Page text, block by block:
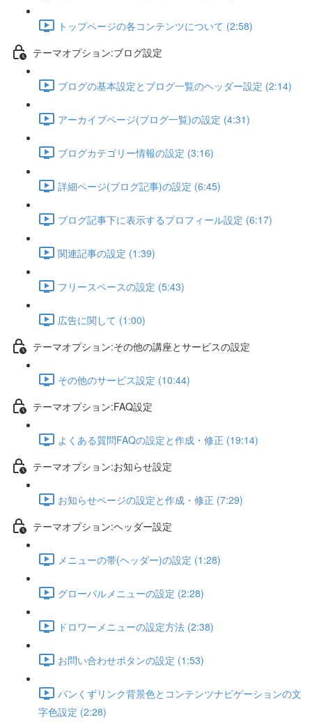
トップページの各コンテンツについて (2:58)
テーマオプション:ブログ設定
ブログの基本設定とブログ一覧のヘッダー設定 (2:14)
アーカイブページ(ブログ一覧)の設定 (4:31)
ブログカテゴリー情報の設定 (3:16)
詳細ページ(ブログ記事)の設定 (6:45)
ブログ記事下に表示するプロフィール設定 (6:17)
関連記事の設定 (1:39)
フリースペースの設定 (5:43)
広告に関して (1:00)
テーマオプション:その他の講座とサービスの設定
その他のサービス設定 (10:44)
テーマオプション:FAQ設定
よくある質問FAQの設定と作成・修正 (19:14)
テーマオプション:お知らせ設定
お知らせページの設定と作成・修正 (7:29)
テーマオプション:ヘッダー設定
メニューの帯(ヘッダー)の設定 (1:28)
グローバルメニューの設定 (2:28)
ドロワーメニューの設定方法 (2:38)
お問い合わせボタンの設定 (1:53)
パンくずリンク背景色とコンテンツナビゲーションの文
字色設定 (2:28)